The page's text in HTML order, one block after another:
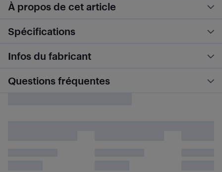
À propos de cet article
Spécifications
Infos du fabricant
Questions fréquentes